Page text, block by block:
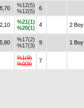
8,70
%12(5)
%12(5)
6
2,10
%21(1)
%20(1)
4 2 Boy
5,80
%17(2)
%17(3)
9 1 Boy
%1(9)
%0(9)
7